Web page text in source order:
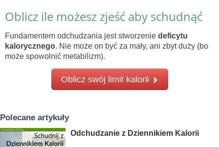
Oblicz ile możesz zjeść aby schudnąć
Fundamentem odchudzania jest stworzenie deficytu
kalorycznego. Nie może on być za mały, ani zbyt duży (bo
może spowolnić metabilizm).
Oblicz swój limit kalorii
Polecane artykuły
Odchudzanie z Dziennikiem Kalorii